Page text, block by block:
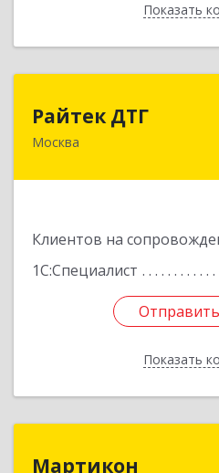
Показать
Райтек ДТГ
Москва
Клиентов на
1С:Специалист
Показать
123112, Москва г,
Мартикон